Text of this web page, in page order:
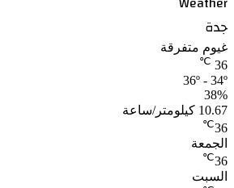
جدة
غيوم متفرقة
36
℃
36º - 34º
38%
10.67 كيلومتر/ساعة
36
℃
الجمعة
36
℃
السبت